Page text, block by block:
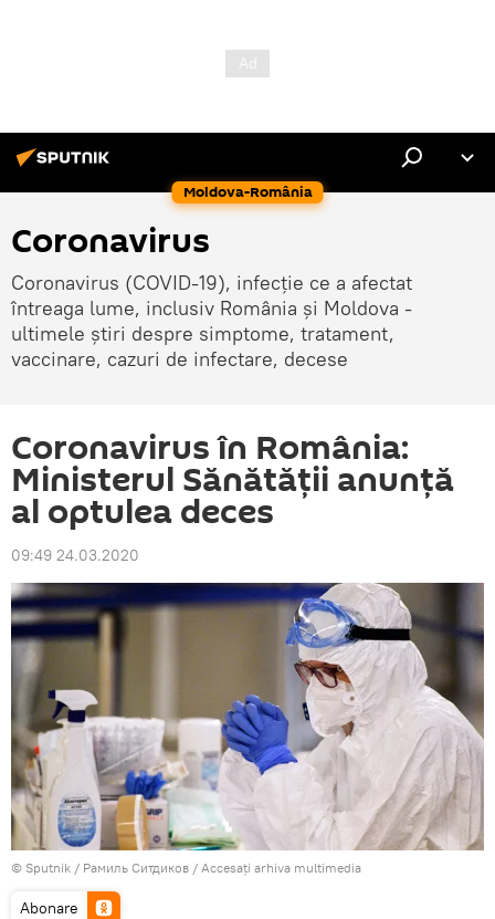
Moldova-România
Coronavirus
Coronavirus (COVID-19), infecție ce a afectat
întreaga lume, inclusiv România și Moldova -
ultimele știri despre simptome, tratament,
vaccinare, cazuri de infectare, decese
Coronavirus în România:
Ministerul Sănătății anunță
al optulea deces
09:49 24.03.2020
© Sputnik / Рамиль Ситдиков / Accesați arhiva multimedia
Abonare